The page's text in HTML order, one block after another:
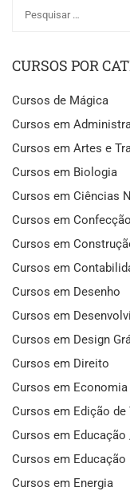
CURSOS POR
Cursos de Mágica
Cursos em
Cursos em Artes e
Cursos em Biologia
Cursos em Ciências
Cursos em
Cursos em
Cursos em
Cursos em Desenho
Cursos em
Cursos em Design
Cursos em Direito
Cursos em
Cursos em Edição de
Cursos em Educação
Cursos em Educação
Cursos em Energia